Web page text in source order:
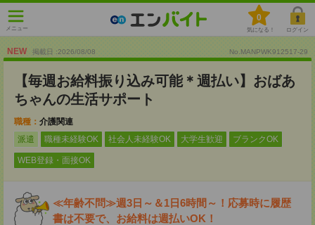
メニュー
0
気になる！ ログイン
NEW 掲載日 :2026/08/08 No.MANPWK912517-29
【毎週お給料振り込み可能＊週払い】おばあ
ちゃんの生活サポート
職種： 介護関連
派遣
職種未経験OK 社会人未経験OK 大学生歓迎 ブランクOK
WEB登録・面接OK
≪年齢不問≫週3日～＆1日6時間～！応募時に履歴
書は不要で、お給料は週払いOK！